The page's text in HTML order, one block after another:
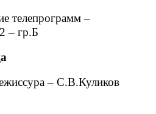
телепрограмм–
– гр.Б
– С.В.Куликов